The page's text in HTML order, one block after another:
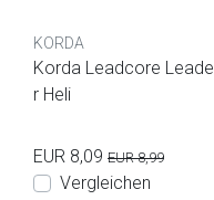
KORDA
Korda Leadcore Leade
r Heli
EUR 8,09 EUR 8,99
Vergleichen